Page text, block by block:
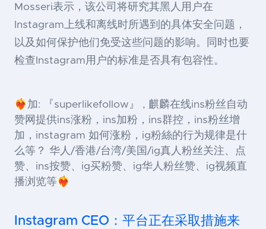
Mosseri表示，该公司将研究其黑人用户在
Instagram上线和离线时所遇到的具体安全问题，
以及如何保护他们免受这些问题的影响。同时也要
检查Instagram用户的标准是否具有包容性。
❤️‍🔥加: 『superlikefollow』 , 麒麟在线ins粉丝自动
赞网提供ins涨粉，ins加粉，ins群控，ins粉丝增
加，instagram 如何涨粉，ig粉絲的行为规律是什
么等？ 华人/香港/台湾/美国/ig真人粉丝关注、点
赞、ins按赞、ig买粉赞、ig华人粉丝赞、ig视频直
播浏览等❤️‍🔥
Instagram CEO：平台正在采取措施来